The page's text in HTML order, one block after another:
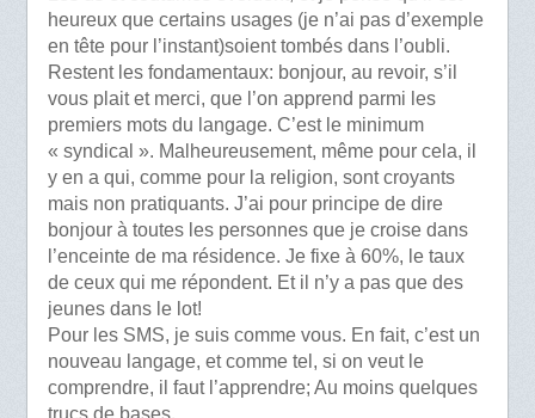
heureux que certains usages (je n’ai pas d’exemple
en tête pour l’instant)soient tombés dans l’oubli.
Restent les fondamentaux: bonjour, au revoir, s’il
vous plait et merci, que l’on apprend parmi les
premiers mots du langage. C’est le minimum
« syndical ». Malheureusement, même pour cela, il
y en a qui, comme pour la religion, sont croyants
mais non pratiquants. J’ai pour principe de dire
bonjour à toutes les personnes que je croise dans
l’enceinte de ma résidence. Je fixe à 60%, le taux
de ceux qui me répondent. Et il n’y a pas que des
jeunes dans le lot!
Pour les SMS, je suis comme vous. En fait, c’est un
nouveau langage, et comme tel, si on veut le
comprendre, il faut l’apprendre; Au moins quelques